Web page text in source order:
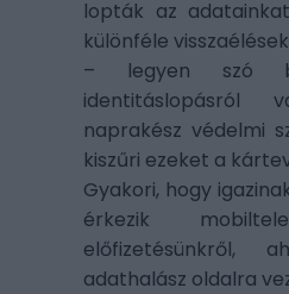
lopták az
különféle
– legyen szó
identitáslopásról
naprakész védelmi
kiszűri ezeket a
Gyakori, hogy
érkezik
adathalász oldalra